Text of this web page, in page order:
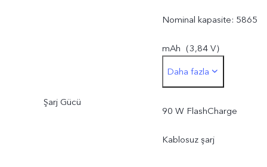
Nominal kapasite: 5865
mAh（3,84 V）
Nominal enerji: 22,53 Wh
Daha fazla
Şarj Gücü
90 W FlashCharge
Kablosuz şarj